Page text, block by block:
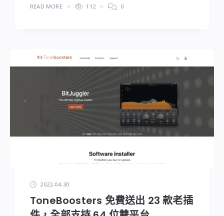
READ MORE 112 0
2022-04-30
ToneBoosters 免費送出 23 款老插